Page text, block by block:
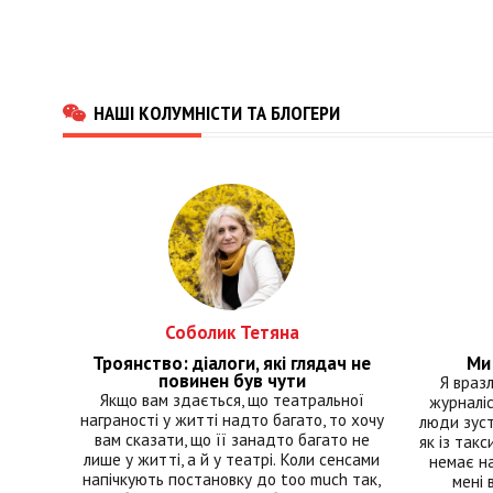
НАШІ КОЛУМНІСТИ ТА БЛОГЕРИ
Соболик Тетяна
Троянство: діалоги, які глядач не
повинен був чути
Якщо вам здається, що театральної
награності у житті надто багато, то хочу
вам сказати, що її занадто багато не
лише у житті, а й у театрі. Коли сенсами
напічкують постановку до too much так,
Ми
Я
люди
як із
немає
мені